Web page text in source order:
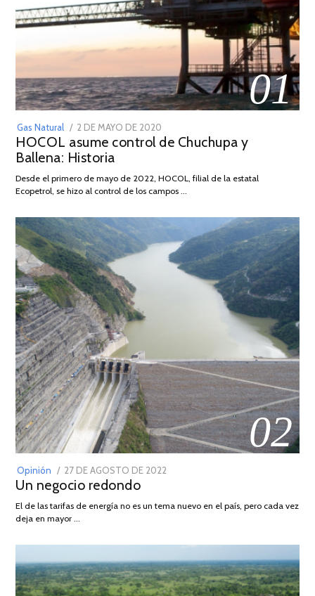
01
Gas Natural
POSTED
ON
2 DE MAYO DE 2020
DE
2026
HOCOL asume control de Chuchupa y
Ballena: Historia
Desde el primero de mayo de 2022, HOCOL, filial de la estatal
Ecopetrol, se hizo al control de los campos …
02
Opinión
POSTED
ON
27 DE AGOSTO DE 2022
DE
Un negocio redondo
El de las tarifas de energía no es un tema nuevo en el país, pero cada vez
deja en mayor …